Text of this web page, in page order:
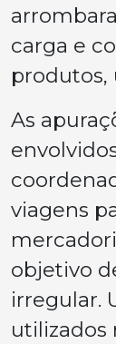
carga e
produtos,
As
viagens
objetivo
irregular.
utilizados